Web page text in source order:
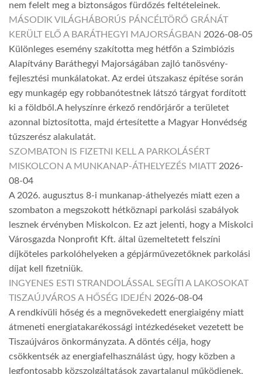
nem felelt meg a biztonságos fürdőzés feltételeinek.
MÁSODIK VILÁGHÁBORÚS PÁNCÉLTÖRŐ GRÁNÁT
KERÜLT ELŐ A BARÁTHEGYI MAJORSÁGBAN 2026-08-05
Különleges esemény szakította meg hétfőn a Szimbiózis
Alapítvány Baráthegyi Majorságában zajló tanösvény-
fejlesztési munkálatokat. Az erdei útszakasz építése során
egy munkagép egy robbanótestnek látszó tárgyat fordított
ki a földből.A helyszínre érkező rendőrjárőr a területet
azonnal biztosította, majd értesítette a Magyar Honvédség
tűzszerész alakulatát.
SZOMBATON IS FIZETNI KELL A PARKOLÁSÉRT
MISKOLCON A MUNKANAP-ÁTHELYEZÉS MIATT 2026-
08-04
A 2026. augusztus 8-i munkanap-áthelyezés miatt ezen a
szombaton a megszokott hétköznapi parkolási szabályok
lesznek érvényben Miskolcon. Ez azt jelenti, hogy a Miskolci
Városgazda Nonprofit Kft. által üzemeltetett felszíni
díjköteles parkolóhelyeken a gépjárművezetőknek parkolási
díjat kell fizetniük.
INGYENES ESTI STRANDOLÁSSAL SEGÍTI A LAKOSOKAT
TISZAÚJVÁROS A HŐSÉG IDEJÉN 2026-08-04
A rendkívüli hőség és a megnövekedett energiaigény miatt
átmeneti energiatakarékossági intézkedéseket vezetett be
Tiszaújváros önkormányzata. A döntés célja, hogy
csökkentsék az energiafelhasználást úgy, hogy közben a
legfontosabb közszolgáltatások zavartalanul működjenek.